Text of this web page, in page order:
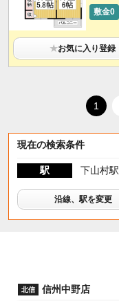
敷金0
★お気に入り登録
1
現在の検索条件
駅 下山村駅
沿線、駅を変更
北信 信州中野店